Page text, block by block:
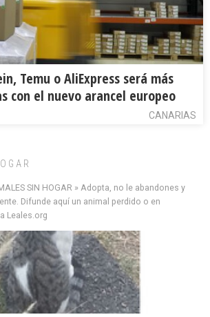
Temu o AliExpress será más
con el nuevo arancel europeo
CANARIAS
SIN HOGAR » Adopta, no le abandones y
Difunde aquí un animal perdido o en
Leales.org
| 9.7.2025